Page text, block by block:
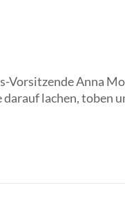
Vorsitzende Anna
lachen, toben